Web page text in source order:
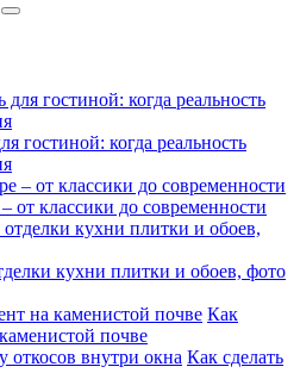
гостиной: когда реальность
от классики до современности
кухни плитки и обоев, фото
Как
почве
Как сделать